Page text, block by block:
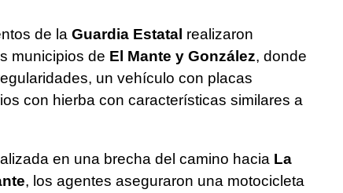
de la Guardia Estatal realizaron
municipios de El Mante y González, donde
un vehículo con placas
con hierba con características similares a
en una brecha del camino hacia La
, los agentes aseguraron una motocicleta